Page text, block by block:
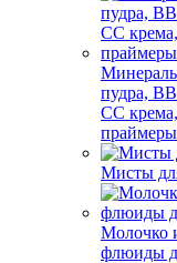
пудра,
СС крема,
праймеры
Мисты
Молочко
флюиды